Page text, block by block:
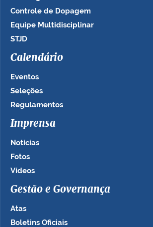
Controle de Dopagem
Equipe Multidisciplinar
STJD
Calendário
Eventos
Seleções
Regulamentos
Imprensa
Notícias
Fotos
Vídeos
Gestão e Governança
Atas
Boletins Oficiais